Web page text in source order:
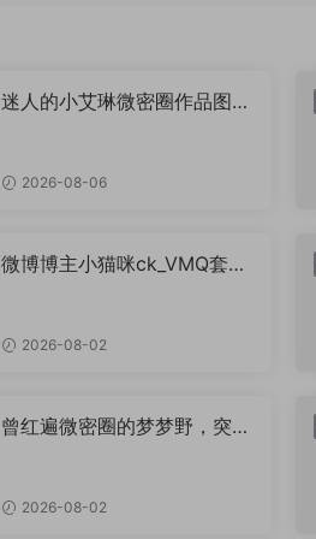
迷人的小艾琳微密圈作品图
2026-08-06
微博博主小猫咪ck_VMQ套
2026-08-02
曾红遍微密圈的梦梦野，突然
2026-08-02